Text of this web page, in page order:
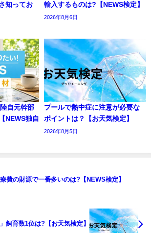
知ってお
輸入するものは?【NEWS検定】
2026年8月6日
自元幹部
NEWS独自
プールで熱中症に注意が必要な
ポイントは？【お天気検定】
2026年8月5日
費の財源で一番多いのは?【NEWS検定】
飼育数1位は?【お天気検定】